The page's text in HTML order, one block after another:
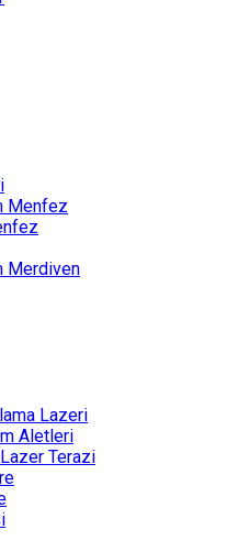
Menfez
Merdiven
Lazeri
Aletleri
Terazi